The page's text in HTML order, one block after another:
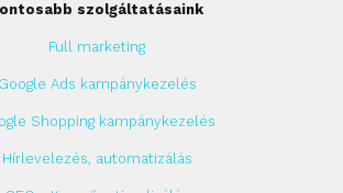
szolgáltatásaink
Full marketing
Google Ads kampánykezelés
Shopping kampánykezelés
Hírlevelezés, automatizálás